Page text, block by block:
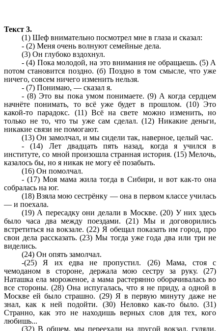
Текст 3.
(1) Шеф внимательно посмотрел мне в глаза и сказал:
- (2) Меня очень волнуют семейные дела.
(3) Он глубоко вздохнул.
- (4) Пока молодой, на это внимания не обращаешь. (5) А
потом становится поздно. (б) Поздно в том смысле, что уже
ничего, совсем ничего изменить нельзя.
- (7) Понимаю, — сказал я.
- (8) Это вы пока умом понимаете. (9) А когда сердцем
начнёте понимать, то всё уже будет в прошлом. (10) Это
какой-то парадокс. (11) Всё на свете можно изменить, но
только не то, что ты уже сам сделал. (12) Никакие деньги,
никакие связи не помогают.
(13) Он замолчал, и мы сидели так, наверное, целый час.
- (14) Лет двадцать пять назад, когда я учился в
институте, со мной произошла странная история. (15) Мелочь,
казалось бы, но я никак не могу её позабыть.
(16) Он помолчал.
- (17) Моя мама жила тогда в Сибири, и вот как-то она
собралась на юг.
(18) Взяла мою сестрёнку — она в первом классе училась
— и поехала.
(19) А пересадку они делали в Москве. (20) У них здесь
было часа два между поездами. (21) Мы и договорились
встретиться на вокзале. (22) Я обещал показать им город, про
свои дела рассказать. (23) Мы тогда уже года два или три не
виделись.
(24) Он опять замолчал.
-(25) Я их едва не пропустил. (26) Мама, стоя с
чемоданом в стороне, держала мою сестру за руку. (27)
Наташка ела мороженое, а мама растерянно оборачивалась во
все стороны. (28) Она испугалась, что я не приду, а одной в
Москве ей было страшно. (29) Я в первую минуту даже не
знал, как к ней подойти. (З0) Неловко как-то было. (31)
Странно, как это не находишь верных слов для тех, кого
любишь...
(32) В общем, мы переехали на другой вокзал, гуляли,